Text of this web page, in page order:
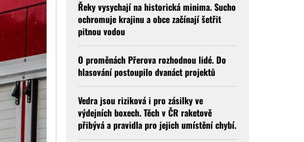
Řeky vysychají na historická minima. Sucho
ochromuje krajinu a obce začínají šetřit
pitnou vodou
O proměnách Přerova rozhodnou lidé. Do
hlasování postoupilo dvanáct projektů
Vedra jsou riziková i pro zásilky ve
výdejních boxech. Těch v ČR raketově
přibývá a pravidla pro jejich umístění chybí.